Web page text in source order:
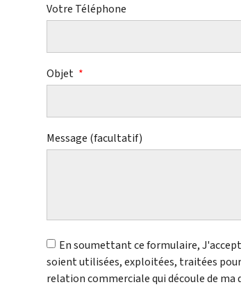
Votre Téléphone
Objet
Message (facultatif)
En soumettant ce formulaire,
soient utilisées, exploitées, traitées
relation commerciale qui découle de ma